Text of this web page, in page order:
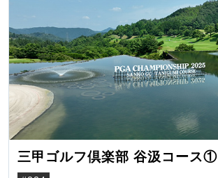
三甲ゴルフ倶楽部 谷汲コース①